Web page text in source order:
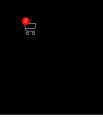
0
Carrello